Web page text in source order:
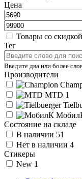
Цена
Товары со скидкой
Тег
Введите два или более
Производители
MTD 1
Состояние на складе
В наличии 51
Нет в наличии 4
Стикеры
New 1